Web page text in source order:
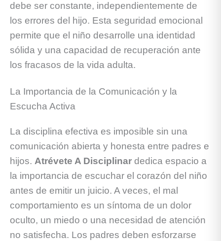
debe ser constante, independientemente de
los errores del hijo. Esta seguridad emocional
permite que el niño desarrolle una identidad
sólida y una capacidad de recuperación ante
los fracasos de la vida adulta.
La Importancia de la Comunicación y la
Escucha Activa
La disciplina efectiva es imposible sin una
comunicación abierta y honesta entre padres e
hijos. Atrévete A Disciplinar dedica espacio a
la importancia de escuchar el corazón del niño
antes de emitir un juicio. A veces, el mal
comportamiento es un síntoma de un dolor
oculto, un miedo o una necesidad de atención
no satisfecha. Los padres deben esforzarse